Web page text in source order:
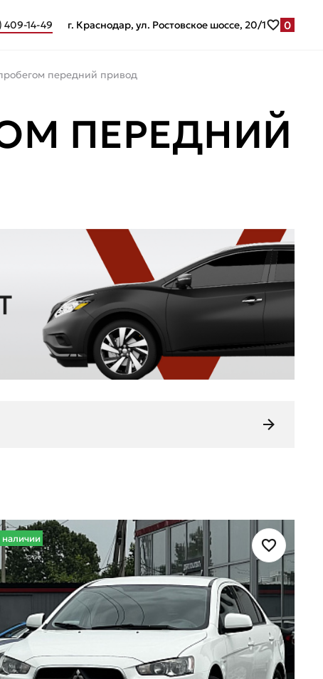
409-14-49 г. Краснодар, ул. Ростовское шоссе, 20/1 0
передний привод
ПЕРЕДНИЙ
наличии